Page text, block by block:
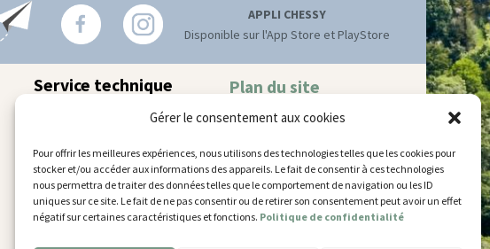
Gérer le consentement aux cookies
Pour offrir les meilleures expériences, nous utilisons des technologies telles que les cookies pour
stocker et/ou accéder aux informations des appareils. Le fait de consentir à ces technologies
nous permettra de traiter des données telles que le comportement de navigation ou les ID
uniques sur ce site. Le fait de ne pas consentir ou de retirer son consentement peut avoir un effet
négatif sur certaines caractéristiques et fonctions. Politique de confidentialité
APPLI CHESSY
Disponible sur l'App Store et PlayStore
Service technique
77700 Chessy
Horaires d’ouverture
Lundi, mardi et jeudi
De 9h à 11h45 et de 14h30 à 17h30
Plan du site
Mentions légales
Accessibilité
Gestion des cookies